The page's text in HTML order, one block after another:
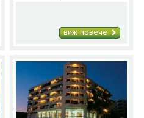
виж повече